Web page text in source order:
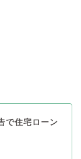
で住宅ローン